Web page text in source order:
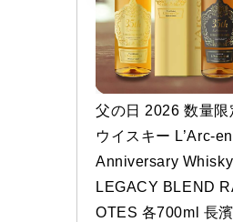
父の日 2026 数量限
ウイスキー L’Arc-
Anniversary Whisky
LEGACY BLEND
OTES 各700ml 長